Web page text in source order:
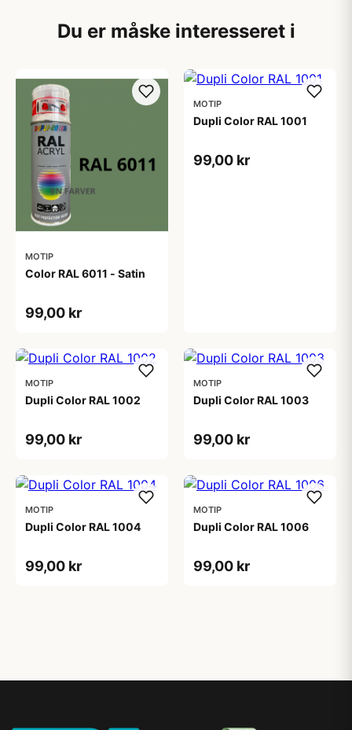
Du er måske interesseret i
MOTIP
Color RAL 6011 - Satin
99,00 kr
MOTIP
Dupli Color RAL 1001
99,00 kr
MOTIP
Dupli Color RAL 1002
99,00 kr
MOTIP
Dupli Color RAL 1003
99,00 kr
MOTIP
Dupli Color RAL 1004
99,00 kr
MOTIP
Dupli Color RAL 1006
99,00 kr